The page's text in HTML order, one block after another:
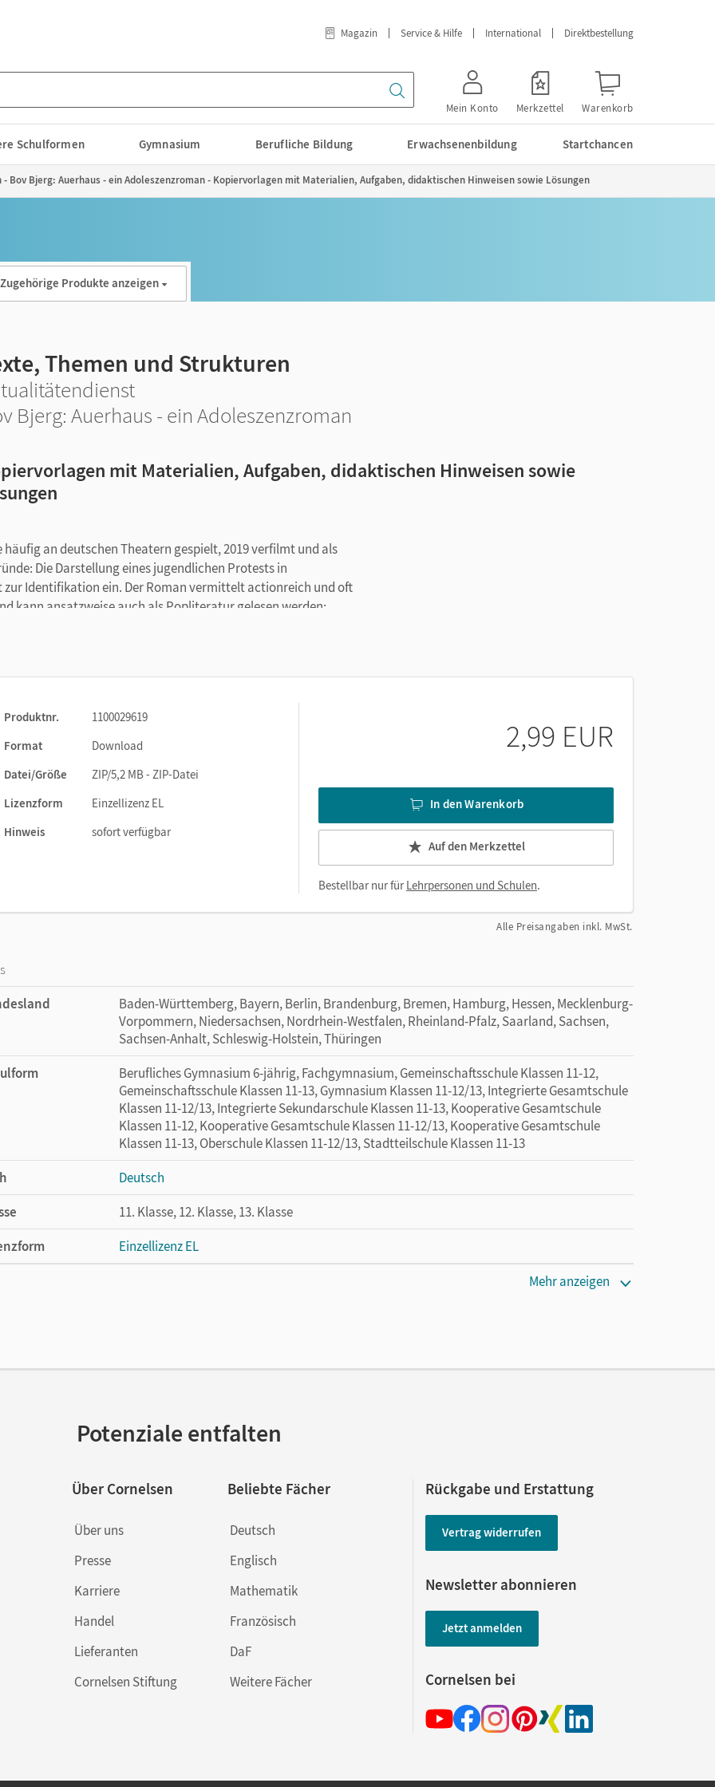
Magazin Service & Hilfe International Direktbestellung
Mein Konto Merkzettel Warenkorb
Schulformen Gymnasium Berufliche Bildung Erwachsenenbildung Startchancen
Bov Bjerg: Auerhaus - ein Adoleszenzroman - Kopiervorlagen mit Materialien, Aufgaben, didaktischen Hinweisen sowie Lösungen
Zugehörige Produkte anzeigen
Themen und Strukturen
Bjerg: Auerhaus - ein Adoleszenzroman
mit Materialien, Aufgaben, didaktischen Hinweisen sowie
häufig an deutschen Theatern gespielt, 2019 verfilmt und als
Die Darstellung eines jugendlichen Protests in
Identifikation ein. Der Roman vermittelt actionreich und oft
kann ansatzweise auch als Popliteratur gelesen werden:
Filmen, Kunstschaffenden und zu politischen Strömungen –
oftmals auch vernachlässigt. Die Anregungen in diesen
des Romans wird nicht vorausgesetzt. Die Schülerinnen und
sich mit dem biografischen Hintergrund und vergleichen die
der als Vorbild deutscher Adoleszenzromane gilt.
Stil, Inhalt)
Erzählstrategien; Jugendsprache
und kreativ bearbeiten
über junge Menschen in den 1980er-Jahren
Produktnr.
1100029619
Format
Download
Datei/Größe
ZIP/5,2 MB - ZIP-Datei
Lizenzform
Einzellizenz EL
Hinweis
sofort verfügbar
2,99 EUR
In den Warenkorb
Auf den Merkzettel
Bestellbar nur fürLehrpersonen und Schulen.
Alle Preisangaben inkl. MwSt.
Baden-Württemberg, Bayern, Berlin, Brandenburg, Bremen, Hamburg, Hessen, Mecklenburg-
Vorpommern, Niedersachsen, Nordrhein-Westfalen, Rheinland-Pfalz, Saarland, Sachsen,
Sachsen-Anhalt, Schleswig-Holstein, Thüringen
Berufliches Gymnasium 6-jährig, Fachgymnasium, Gemeinschaftsschule Klassen 11-12,
Gemeinschaftsschule Klassen 11-13, Gymnasium Klassen 11-12/13, Integrierte Gesamtschule
Klassen 11-12/13, Integrierte Sekundarschule Klassen 11-13, Kooperative Gesamtschule
Klassen 11-12, Kooperative Gesamtschule Klassen 11-12/13, Kooperative Gesamtschule
Klassen 11-13, Oberschule Klassen 11-12/13, Stadtteilschule Klassen 11-13
Deutsch
11. Klasse, 12. Klasse, 13. Klasse
Einzellizenz EL
Mehr anzeigen
Potenziale entfalten
Über Cornelsen
Über uns
Presse
Karriere
Handel
Lieferanten
Cornelsen Stiftung
Beliebte Fächer
Deutsch
Englisch
Mathematik
Französisch
DaF
Weitere Fächer
Rückgabe und Erstattung
Vertrag widerrufen
Newsletter abonnieren
Jetzt anmelden
Cornelsen bei